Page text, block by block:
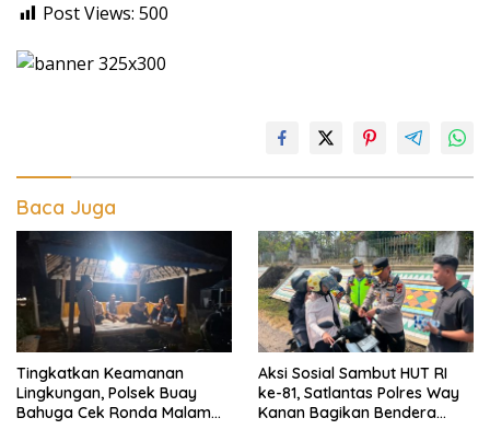
Post Views: 500
Baca Juga
Tingkatkan Keamanan
Lingkungan, Polsek Buay
Bahuga Cek Ronda Malam
Aksi Sosial Sambut HUT RI
ke-81, Satlantas Polres Way
Kanan Bagikan Bendera